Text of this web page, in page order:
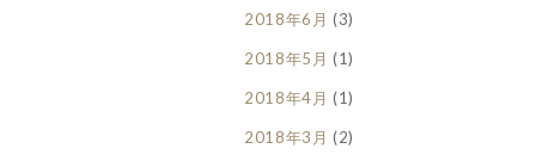
2018年6月 (3)
2018年5月 (1)
2018年4月 (1)
2018年3月 (2)